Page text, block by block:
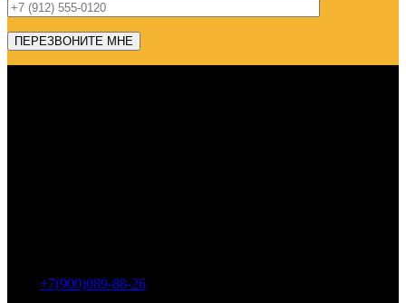
+7(900)089-88-26